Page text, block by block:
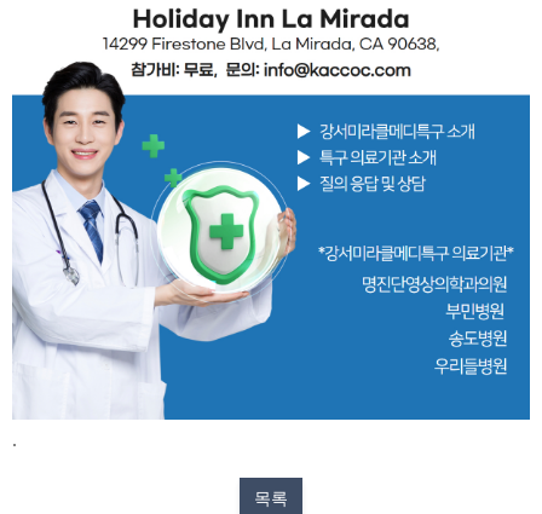
.
목록